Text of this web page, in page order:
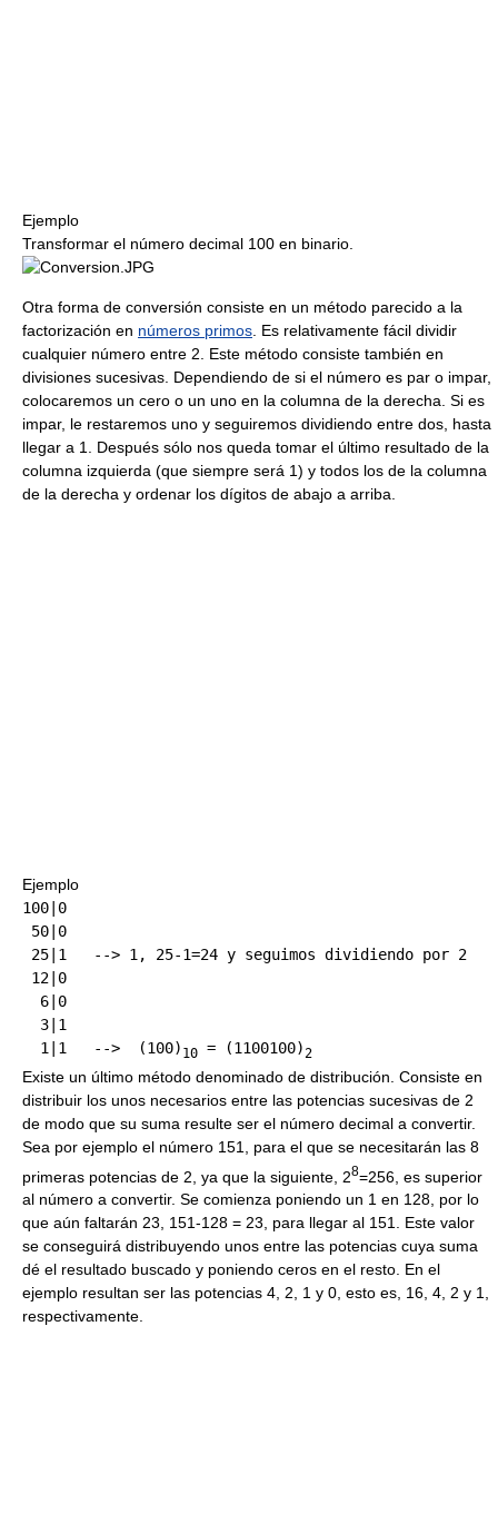
Ejemplo
Transformar el número decimal 100 en binario.
Otra forma de conversión consiste en un método parecido a la
factorización en números primos . Es relativamente fácil dividir
cualquier número entre 2. Este método consiste también en
divisiones sucesivas. Dependiendo de si el número es par o impar,
colocaremos un cero o un uno en la columna de la derecha. Si es
impar, le restaremos uno y seguiremos dividiendo entre dos, hasta
llegar a 1. Después sólo nos queda tomar el último resultado de la
columna izquierda (que siempre será 1) y todos los de la columna
de la derecha y ordenar los dígitos de abajo a arriba.
Ejemplo
100|0
50|0
25|1   --> 1, 25-1=24 y seguimos dividiendo por 2
12|0
  6|0
  3|1
  1|1   -->
(100) 10 = (1100100) 2
Existe un último método denominado de distribución. Consiste en
distribuir los unos necesarios entre las potencias sucesivas de 2
de modo que su suma resulte ser el número decimal a convertir.
Sea por ejemplo el número 151, para el que se necesitarán las 8
primeras potencias de 2, ya que la siguiente, 28=256, es superior
al número a convertir. Se comienza poniendo un 1 en 128, por lo
que aún faltarán 23, 151-128 = 23, para llegar al 151. Este valor
se conseguirá distribuyendo unos entre las potencias cuya suma
dé el resultado buscado y poniendo ceros en el resto. En el
ejemplo resultan ser las potencias 4, 2, 1 y 0, esto es, 16, 4, 2 y 1,
respectivamente.